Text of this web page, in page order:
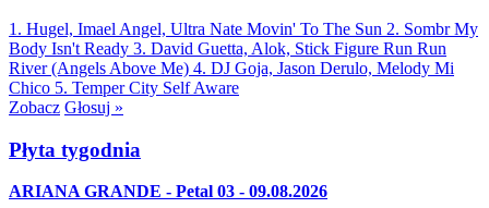
1. Hugel, Imael Angel, Ultra Nate Movin' To The Sun 2. Sombr My
Body Isn't Ready 3. David Guetta, Alok, Stick Figure Run Run
River (Angels Above Me) 4. DJ Goja, Jason Derulo, Melody Mi
Chico 5. Temper City Self Aware
Zobacz Głosuj »
Płyta tygodnia
ARIANA GRANDE - Petal 03 - 09.08.2026